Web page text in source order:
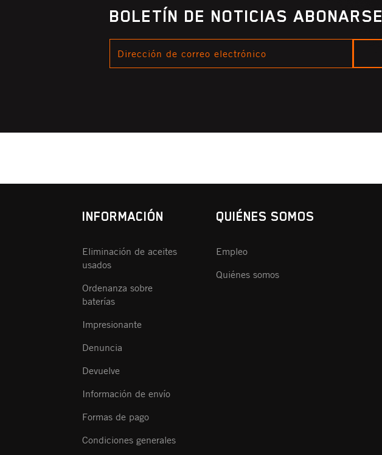
BOLETÍN DE NOTICIAS ABONARSE
INFORMACIÓN
Eliminación de aceites
usados
Ordenanza sobre
baterías
Impresionante
Denuncia
Devuelve
Información de envío
Formas de pago
Condiciones generales
QUIÉNES SOMOS
Empleo
Quiénes somos